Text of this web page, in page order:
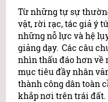
Từ những tự sự
vặt, rời rạc, tác giả ý
những nỗ lực và hệ
giảng dạy. Các câu
nhìn thấu đáo hơn về
mục tiêu đầy nhân
thành công dân toàn
khắp nơi trên trái đất.